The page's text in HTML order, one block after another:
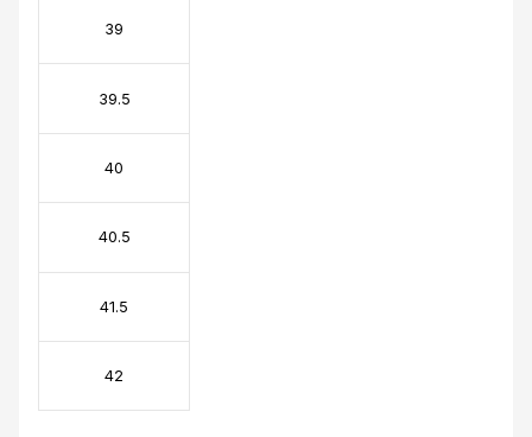
39
39.5
40
40.5
41.5
42